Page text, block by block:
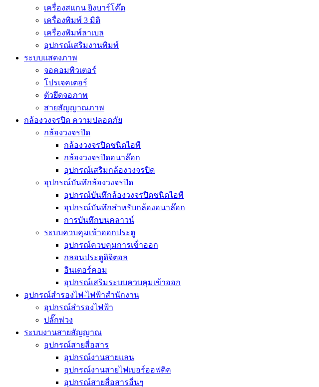
เครื่องสแกน ยิงบาร์โค๊ด
เครื่องพิมพ์ 3 มิติ
เครื่องพิมพ์ลาเบล
อุปกรณ์เสริมงานพิมพ์
ระบบแสดงภาพ
จอคอมพิวเตอร์
โปรเจคเตอร์
ตัวยึดจอภาพ
สายสัญญาณภาพ
กล้องวงจรปิด ความปลอดภัย
กล้องวงจรปิด
กล้องวงจรปิดชนิดไอพี
กล้องวงจรปิดอนาล๊อก
อุปกรณ์เสริมกล้องวงจรปิด
อุปกรณ์บันทึกล้องวงจรปิด
อุปกรณ์บันทึกล้องวงจรปิดชนิดไอพี
อุปกรณ์บันทึกสำหรับกล้องอนาล๊อก
การบันทึกบนคลาวน์
ระบบควบคุมเข้าออกประตู
อุปกรณ์ควบคุมการเข้่าออก
กลอนประตูดิจิตอล
อินเตอร์คอม
อุปกรณ์เสริมระบบควบคุมเข้าออก
อุปกรณ์สำรองไฟ-ไฟฟ้าสำนักงาน
อุปกรณ์สำรองไฟฟ้า
ปลั๊กพ่วง
ระบบงานสายสัญญาณ
อุปกรณ์สายสื่อสาร
อุปกรณ์งานสายแลน
อุปกรณ์งานสายไฟเบอร์ออฟติค
อุปกรณ์สายสื่อสารอื่นๆ